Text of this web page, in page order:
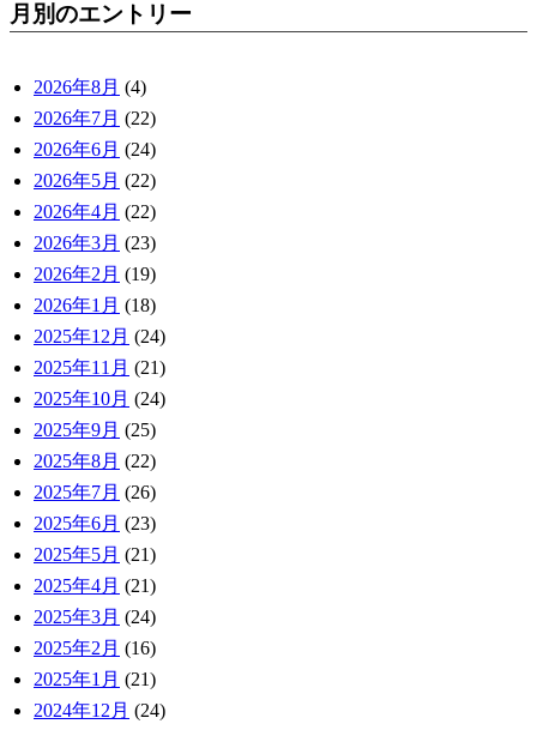
月別のエントリー
2026年8月 (4)
2026年7月 (22)
2026年6月 (24)
2026年5月 (22)
2026年4月 (22)
2026年3月 (23)
2026年2月 (19)
2026年1月 (18)
2025年12月 (24)
2025年11月 (21)
2025年10月 (24)
2025年9月 (25)
2025年8月 (22)
2025年7月 (26)
2025年6月 (23)
2025年5月 (21)
2025年4月 (21)
2025年3月 (24)
2025年2月 (16)
2025年1月 (21)
2024年12月 (24)